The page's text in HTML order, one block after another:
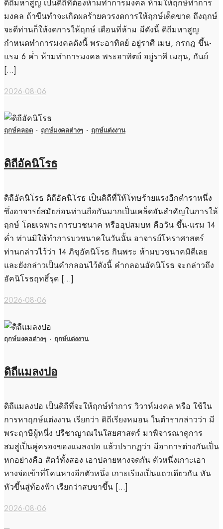
ดิถีมหาสูญ เป็นดิถีที่ต้องห้ามทำการมงคล ห้ามให้ฤกษ์ทำการ
มงคล ถ้าขืนทำจะเกิดผลร้ายควรงดการให้ฤกษ์เด็ดขาด ถึงฤกษ์
จะดีท่านก็ให้งดการให้ฤกษ์ เดือนที่ห้าม มีดังนี้ ดิถีมหาสูญ
กำหนดทำการมงคลดังนี้ พระอาทิตย์ อยู่ราศี เมษ, กรกฎ ขึ้น-
แรม 6 ค่ำ ห้ามทำการมงคล พระอาทิตย์ อยู่ราศี เมถุน, กันย์
[…]
2026-08-06
ฤกษ์คลอด · ฤกษ์มงคลต่างๆ · ฤกษ์แต่งงาน
ดิถีอัคนิโรธ
ดิถีอัคนิโรธ ดิถีอัคนิโรธ เป็นดิถีที่ให้โทษร้ายแรงอีกตำราหนึ่ง
ซึ่งอาจารย์สมัยก่อนท่านถือกันมากเป็นเคล็ดอันสำคัญในการให้
ฤกษ์ โดยเฉพาะการบวชนาค หรืออุปสมบท คือวัน ขึ้น-แรม 14
ค่ำ ท่านมิให้ทำการบวชนาคในวันนั้น อาจารย์โหราศาสตร์
ท่านกล่าวไว้ว่า 14 ภิขุอัคนิโรธ กินพระ ห้ามบวชนาคมิดีเลย
และยังกล่าวเป็นคำกลอนไว้ดังนี้ คำกลอนอัคนิโรธ จะกล่าวถึง
อัคนิโรธฤทธิ์รุด […]
2026-08-06
ฤกษ์มงคลต่างๆ · ฤกษ์แต่งงาน
ดิถีแมลงปอ
ดิถีแมลงปอ เป็นดิถีที่จะให้ฤกษ์ทำการ วิวาห์มงคล หรือ ใช้ใน
การหาฤกษ์แต่งงาน เรียกว่า ดิถีเรียงหมอน ในตำรากล่าวว่า มี
พระฤาษีผู้หนึ่ง ปรีชาญาณในใสยศาสตร์ มาพิจารณาดูการ
สมสู่เป็นคู่ครองของแมลงปอ แล้วปรากฏว่า มีอาการต่างกันเป็น
หกอย่างคือ สัตว์ทั้งสอง เอาปลายหางจดกัน ตัวหนึ่งเกาะเอา
หางจ่อเข้าที่โคนหางอีกตัวหนึ่ง เกาะเรียงเป็นแถวเดียวกัน หัน
หัวขึ้นสู่ท้องฟ้า เรียกว่าสบขาขึ้น […]
2026-08-06